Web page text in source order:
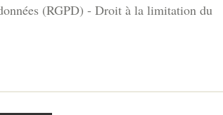
(RGPD) - Droit à la limitation du